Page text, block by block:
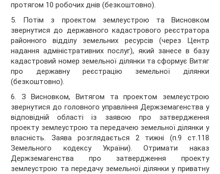
протягом 10 робочих днів (безкоштовно).
5. Потім з проектом землеустрою та Висновком
звернутися до державного кадастрового реєстратора
районного відділу земельних ресурсів (через Центр
надання адміністративних послуг), який занесе в базу
кадастровий номер земельної ділянки та сформує Витяг
про державну реєстрацію земельної ділянки
(безкоштовно).
6. З Висновком, Витягом та проектом землеустрою
звернутися до головного управління Держземагенства у
відповідній області із заявою про затвердження
проекту землеустрою та передачею земельної ділянки у
власність. Заява розглядається 2 тижні (п.9 ст.118
Земельного кодексу України). Отримати наказ
Держземагенства про затвердження проекту
землеустрою та передачу земельної ділянки у приватну